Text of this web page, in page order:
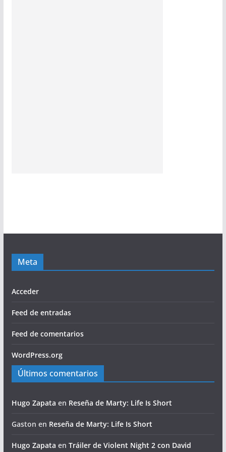
Meta
Acceder
Feed de entradas
Feed de comentarios
WordPress.org
Últimos comentarios
Hugo Zapata en Reseña de Marty: Life Is Short
Gaston en Reseña de Marty: Life Is Short
Hugo Zapata en Tráiler de Violent Night 2 con David